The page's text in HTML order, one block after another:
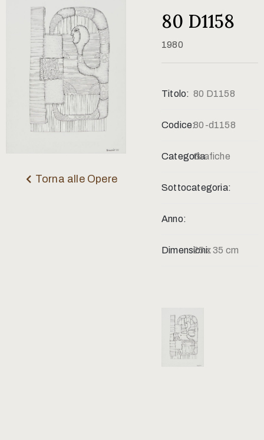
Contatti
Torna alle Opere
80 D1158
1980
Titolo: 80 D1158
Codice:80-d1158
Categoria:Grafiche
Sottocategoria:
Anno:
Dimensioni:25 x 35 cm